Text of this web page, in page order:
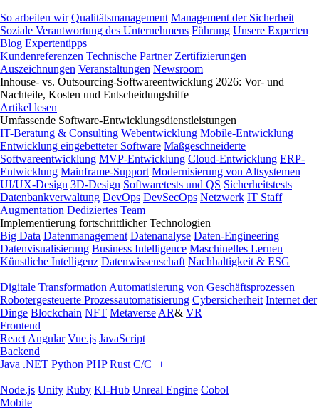
So arbeiten wir Qualitätsmanagement Management der Sicherheit
Soziale Verantwortung des Unternehmens Führung Unsere Experten
Blog Expertentipps
Kundenreferenzen Technische Partner Zertifizierungen
Auszeichnungen Veranstaltungen Newsroom
Inhouse- vs. Outsourcing-Softwareentwicklung 2026: Vor- und
Nachteile, Kosten und Entscheidungshilfe
Artikel lesen
Umfassende Software-Entwicklungsdienstleistungen
IT-Beratung & Consulting Webentwicklung Mobile-Entwicklung
Entwicklung eingebetteter Software Maßgeschneiderte
Softwareentwicklung MVP-Entwicklung Cloud-Entwicklung ERP-
Entwicklung Mainframe-Support Modernisierung von Altsystemen
UI/UX-Design 3D-Design Softwaretests und QS Sicherheitstests
Datenbankverwaltung DevOps DevSecOps Netzwerk IT Staff
Augmentation Dediziertes Team
Implementierung fortschrittlicher Technologien
Big Data Datenmanagement Datenanalyse Daten-Engineering
Datenvisualisierung Business Intelligence Maschinelles Lernen
Künstliche Intelligenz Datenwissenschaft Nachhaltigkeit & ESG
Digitale Transformation Automatisierung von Geschäftsprozessen
Robotergesteuerte Prozessautomatisierung Cybersicherheit Internet der
Dinge Blockchain NFT Metaverse AR& VR
Frontend
React Angular Vue.js JavaScript
Backend
Java .NET Python PHP Rust C/C++
Node.js Unity Ruby KI-Hub Unreal Engine Cobol
Mobile